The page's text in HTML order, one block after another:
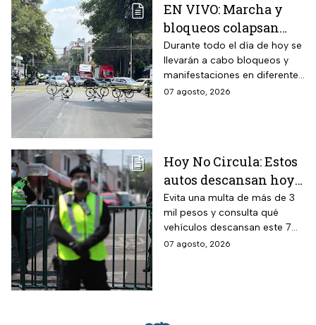
EN VIVO: Marcha y
bloqueos colapsan
calles por cierres en
CDMX hoy
Durante todo el día de hoy se
llevarán a cabo bloqueos y
manifestaciones en diferentes
zonas de la CDMX por lo que
07 agosto, 2026
Hoy No Circula: Estos
autos descansan hoy
viernes 7 de agosto en
CDMX y EDOMEX
Evita una multa de más de 3
mil pesos y consulta qué
vehículos descansan este 7
de agosto, los horarios del
07 agosto, 2026